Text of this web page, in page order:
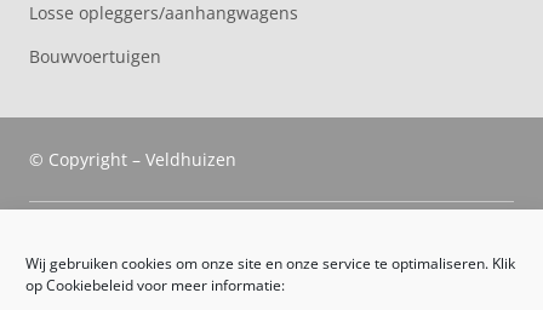
Wij gebruiken cookies om onze site en onze service te optimaliseren. Klik
op Cookiebeleid voor meer informatie:
Losse opleggers/aanhangwagens
Bouwvoertuigen
© Copyright – Veldhuizen
Veldhuizen Trucks
Route